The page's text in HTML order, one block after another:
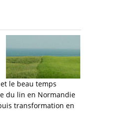
le beau temps
du lin en Normandie
transformation en